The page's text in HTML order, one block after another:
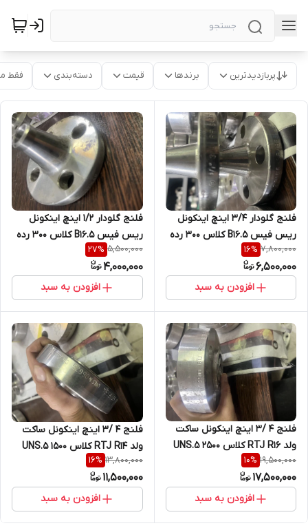
پربازدیدترین برندها قیمت دسته‌بندی فقط
فلنج گلودار 3/4 اینچ اینکونل
ریس فیس 5.B16 کلاس 300 رده
40 UNS N06625
7,800,000
16%
6,500,000
افزودن به سبد
فلنج گلودار 1/2 اینچ اینکونل
ریس فیس 5.B16 کلاس 300 رده
40 UNS N06625
5,500,000
27%
4,000,000
افزودن به سبد
فلنج 4 /3 اینچ اینکونل ساکت
ولد RTJ R16 کلاس 2500 5.UNS
NO6625 B16
19,500,000
10%
17,500,000
افزودن به سبد
فلنج 4 /3 اینچ اینکونل ساکت
ولد RTJ R14 کلاس 1500 5.UNS
NO6625 B16
13,800,000
16%
11,500,000
افزودن به سبد